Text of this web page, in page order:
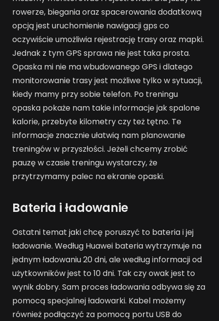
rowerze, biegania oraz spacerowania dodatkową
opcją jest uruchomienie nawigacji gps co
oczywiście umożliwia rejestrację trasy oraz mapki.
Jednak z tym GPS sprawa nie jest taka prosta.
Opaska mi nie ma wbudowanego GPS i dlatego
monitorowanie trasy jest możliwe tylko w sytuacji,
kiedy mamy przy sobie telefon. Po treningu
opaska pokaże nam takie informacje jak spalone
kalorie, przebyte kilometry czy też tętno. Te
informacje znacznie ułatwią nam planowanie
treningów w przyszłości. Jeżeli chcemy zrobić
pauzę w czasie treningu wystarczy, że
przytrzymamy palec na ekranie opaski.
Bateria i ładowanie
Ostatni temat jaki chcę poruszyć to bateria i jej
ładowanie. Według Huawei bateria wytrzymuje na
jednym ładowaniu 20 dni, ale według informacji od
użytkowników jest to 10 dni. Tak czy owak jest to
wynik dobry. Sam proces ładowania odbywa się za
pomocą specjalnej ładowarki. Kabel możemy
również podłączyć za pomocą portu USB do